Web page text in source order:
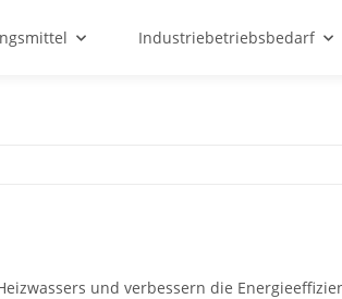
Industriebetriebsbedarf
und verbessern die